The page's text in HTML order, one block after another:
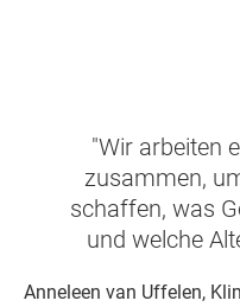
"Wir arbeiten
zusammen,
schaffen, was
und welche
Anneleen van Uffelen,